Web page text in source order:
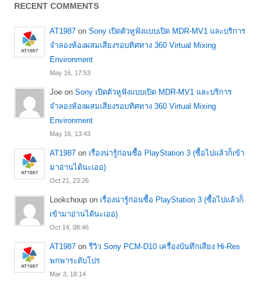
RECENT COMMENTS
AT1987 on Sony เปิดตัวหูฟังแบบเปิด MDR-MV1 และบริการ
จำลองห้องผสมเสียงรอบทิศทาง 360 Virtual Mixing
Environment
May 16, 17:53
Joe on Sony เปิดตัวหูฟังแบบเปิด MDR-MV1 และบริการ
จำลองห้องผสมเสียงรอบทิศทาง 360 Virtual Mixing
Environment
May 16, 13:43
AT1987 on เรื่องน่ารู้ก่อนซื้อ PlayStation 3 (ซื้อไปแล้วก็เข้า
มาอ่านได้นะเออ)
Oct 21, 23:26
Lookchoup on เรื่องน่ารู้ก่อนซื้อ PlayStation 3 (ซื้อไปแล้วก็
เข้ามาอ่านได้นะเออ)
Oct 14, 08:46
AT1987 on รีวิว Sony PCM-D10 เครื่องบันทึกเสียง Hi-Res
พกพาระดับโปร
Mar 3, 18:14